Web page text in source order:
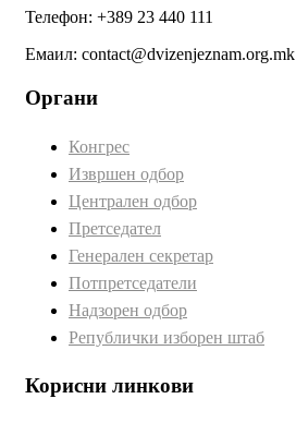
Телефон: +389 23 440 111
Емаил: contact@dvizenjeznam.org.mk
Органи
Конгрес
Извршен одбор
Централен одбор
Претседател
Генерален секретар
Потпретседатели
Надзорен одбор
Републички изборен штаб
Корисни линкови